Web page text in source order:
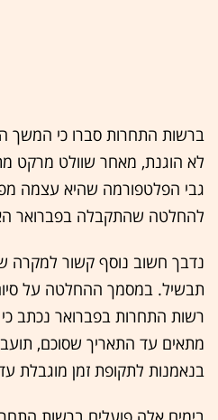
ברשות התחרות סברו כי המשך
לא הוגנת, מאחר שוולט מרקט
גבי הפלטפורמה שהיא עצמה
להחלטה שהתקבלה בפברואר
נדבך חשוב נוסף קשור למקרה
תבשיל. במסמך ההחלטה על
רשות התחרות בפברואר נכתב
מתאים עד התאריך שסוכם,
בנאמנות לתקופת זמן מוגבלת